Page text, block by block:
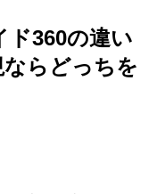
ド360の違い
らどっちを